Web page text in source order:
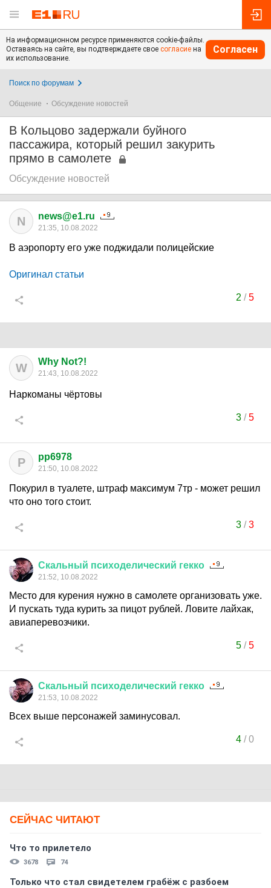
На информационном ресурсе применяются cookie-файлы.
Оставаясь на сайте, вы подтверждаете свое согласие на
их использование.
Согласен
Поиск по форумам
Общение Обсуждение новостей
В Кольцово задержали буйного
пассажира, который решил закурить
прямо в самолете
Обсуждение новостей
N news@e1.ru
21:35, 10.08.2022
В аэропорту его уже поджидали полицейские
Оригинал статьи
2 /5
W Why Not?!
21:43, 10.08.2022
Наркоманы чёртовы
3/5
P pp6978
21:50, 10.08.2022
Покурил в туалете, штраф максимум 7тр - может решил
что оно того стоит.
3/3
Скальный психоделический гекко
21:52, 10.08.2022
Место для курения нужно в самолете организовать уже.
И пускать туда курить за пицот рублей. Ловите лайхак,
авиаперевозчики.
5/5
Скальный психоделический гекко
21:53, 10.08.2022
Всех выше персонажей заминусовал.
4/0
СЕЙЧАС ЧИТАЮТ
Что то прилетело
3678 74
Только что стал свидетелем грабёж с разбоем